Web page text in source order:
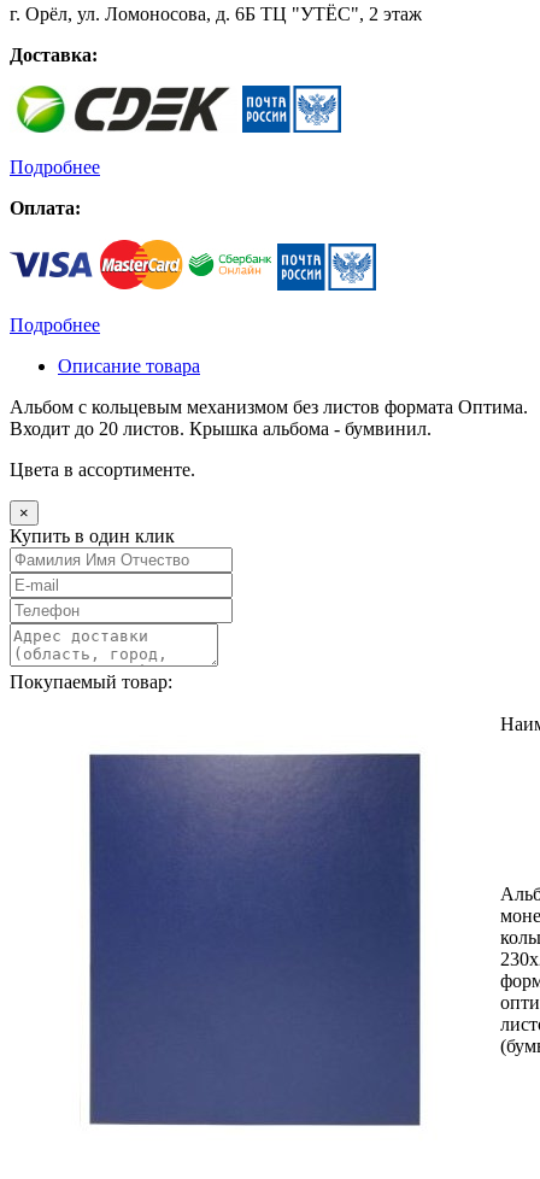
г. Орёл, ул. Ломоносова, д. 6Б ТЦ "УТЁС", 2 этаж
Доставка:
Подробнее
Оплата:
Подробнее
Описание товара
Альбом с кольцевым механизмом без листов формата Оптима.
Входит до 20 листов. Крышка альбома - бумвинил.
Цвета в ассортименте.
×
Купить в один клик
Покупаемый товар: